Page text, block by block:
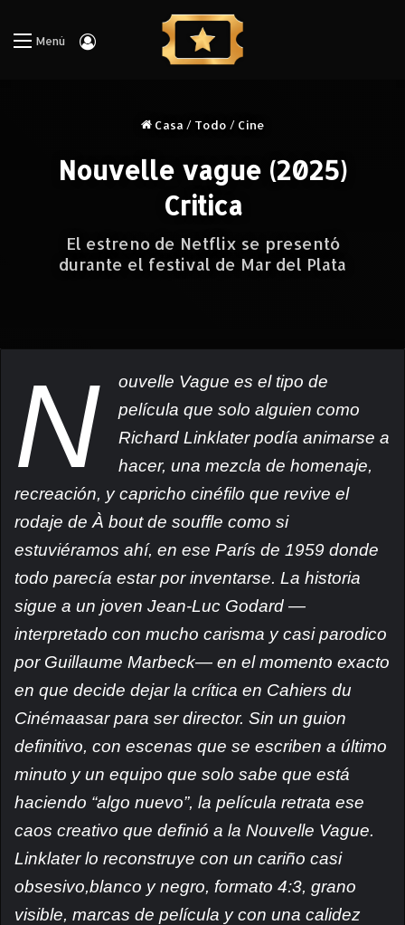
Menú Iniciar Sesión
Casa / Todo / Cine
Nouvelle vague (2025)
Critica
El estreno de Netflix se presentó
durante el festival de Mar del Plata
N
ouvelle Vague es el tipo de
película que solo alguien como
Richard Linklater podía animarse a
hacer, una mezcla de homenaje,
recreación, y capricho cinéfilo que revive el
rodaje de À bout de souffle como si
estuviéramos ahí, en ese París de 1959 donde
todo parecía estar por inventarse. La historia
sigue a un joven Jean-Luc Godard —
interpretado con mucho carisma y casi parodico
por Guillaume Marbeck— en el momento exacto
en que decide dejar la crítica en Cahiers du
Cinémaasar para ser director. Sin un guion
definitivo, con escenas que se escriben a último
minuto y un equipo que solo sabe que está
haciendo “algo nuevo”, la película retrata ese
caos creativo que definió a la Nouvelle Vague.
Linklater lo reconstruye con un cariño casi
obsesivo,blanco y negro, formato 4:3, grano
visible, marcas de película y con una calidez